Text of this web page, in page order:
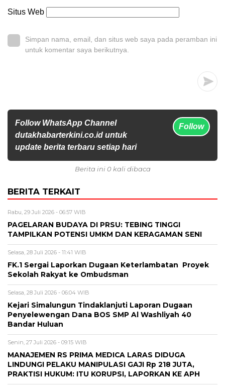
Situs Web
Simpan nama, email, dan situs web saya pada peramban ini
untuk komentar saya berikutnya.
Follow WhatsApp Channel
dutakhabarterkini.co.id untuk
update berita terbaru setiap hari
Follow
Berita ini 0 kali dibaca
BERITA TERKAIT
Rabu, 29 Juli 2026 - 06:57 WIB
PAGELARAN BUDAYA DI PRSU: TEBING TINGGI
TAMPILKAN POTENSI UMKM DAN KERAGAMAN SENI
Selasa, 28 Juli 2026 - 11:41 WIB
FK.1 Sergai Laporkan Dugaan Keterlambatan Proyek
Sekolah Rakyat ke Ombudsman
Selasa, 28 Juli 2026 - 06:04 WIB
Kejari Simalungun Tindaklanjuti Laporan Dugaan
Penyelewengan Dana BOS SMP Al Washliyah 40
Bandar Huluan
Senin, 27 Juli 2026 - 09:15 WIB
MANAJEMEN RS PRIMA MEDICA LARAS DIDUGA
LINDUNGI PELAKU MANIPULASI GAJI Rp 218 JUTA,
PRAKTISI HUKUM: ITU KORUPSI, LAPORKAN KE APH